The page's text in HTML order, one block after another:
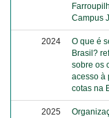
Campus
2024
O que é
Brasil?
sobre os
acesso à
cotas na
2025